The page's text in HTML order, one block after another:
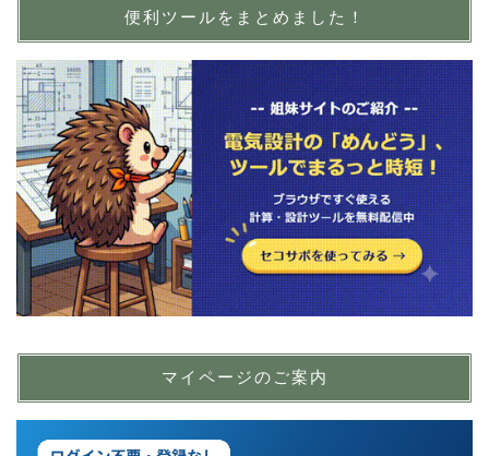
便利ツールをまとめました！
マイページのご案内